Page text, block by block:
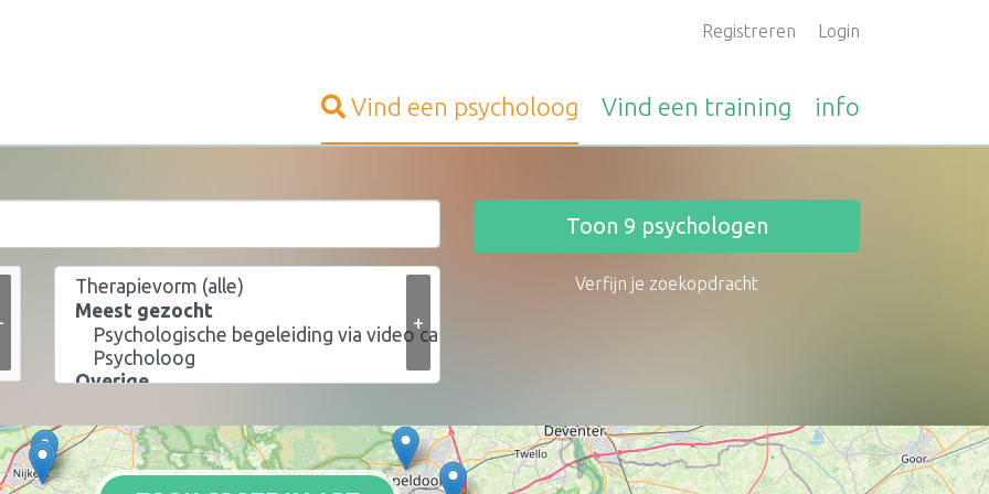
Registreren Login
Vind een psycholoog Vind een training info
+
Toon 9 psychologen
Verfijn je zoekopdracht